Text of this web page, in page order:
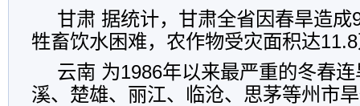
甘肃 据统计，甘肃全省因春旱造成
牲畜饮水困难，农作物受灾面积达
云南 为1986年以来最严重的冬春
溪、楚雄、丽江、临沧、思茅等州市